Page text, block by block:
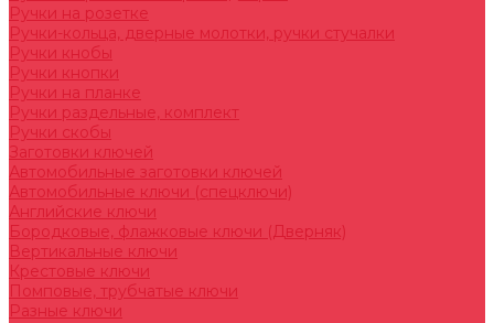
Ручки на розетке
Ручки-кольца, дверные молотки, ручки стучалки
Ручки кнобы
Ручки кнопки
Ручки на планке
Ручки раздельные, комплект
Ручки скобы
Заготовки ключей
Автомобильные заготовки ключей
Автомобильные ключи (спецключи)
Английские ключи
Бородковые, флажковые ключи (Дверняк)
Вертикальные ключи
Крестовые ключи
Помповые, трубчатые ключи
Разные ключи